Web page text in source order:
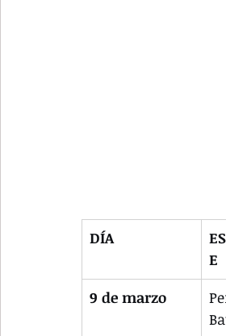
DÍA
E
9 de marzo